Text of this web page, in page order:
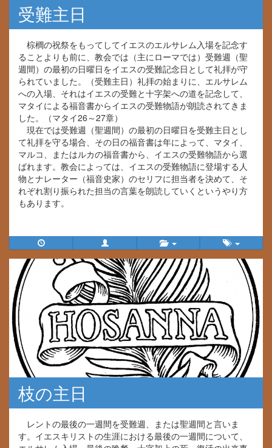
受難主日
棕櫚の祝祭をもってしてイエスのエルサレム入場を記念す
ることよりも前に、教会では（主にローマでは）受難週（聖
週間）の最初の日曜日をイエスの受難記念日として礼拝が守
られていました。（受難主日）礼拝の始まりに、エルサレム
への入場、それはイエスの受難と十字架への道を記念して、
マタイによる福音書からイエスの受難物語が朗読されてきま
した。（マタイ26～27章）
現在では受難週（聖週間）の最初の日曜日を受難主日とし
て礼拝を守る場合、その日の福音書は年によって、マタイ、
マルコ、またはルカの福音書から、イエスの受難物語から選
ばれます。教会によっては、イエスの受難物語に登場する人
物とナレーター（福音史家）のセリフに担当者を決めて、そ
れぞれ割り振られた担当の言葉を朗読していくというやり方
もあります。
枝の主日
レントの最後の一週間を受難週、または聖週間と言いま
す。イエスキリストの生涯における最後の一週間について、